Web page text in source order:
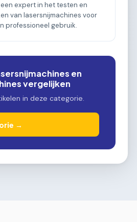
een expert in het testen en
van lasersnijmachines voor
professioneel gebruik.
en
vergelijken
in deze categorie.
→